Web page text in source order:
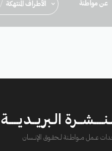
عن مواطنة الأطراف المنتهكة /
الـبريــديــــة
عــــمل مــــواطــنة لـــحقــوق الإنــــسان